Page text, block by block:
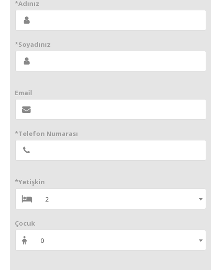
*Adınız
*Soyadınız
Email
*Telefon Numarası
*Yetişkin
2
Çocuk
0